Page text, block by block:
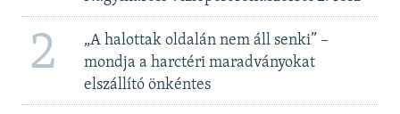
2
„A halottak oldalán nem áll senki” –
mondja a harctéri maradványokat
elszállító önkéntes